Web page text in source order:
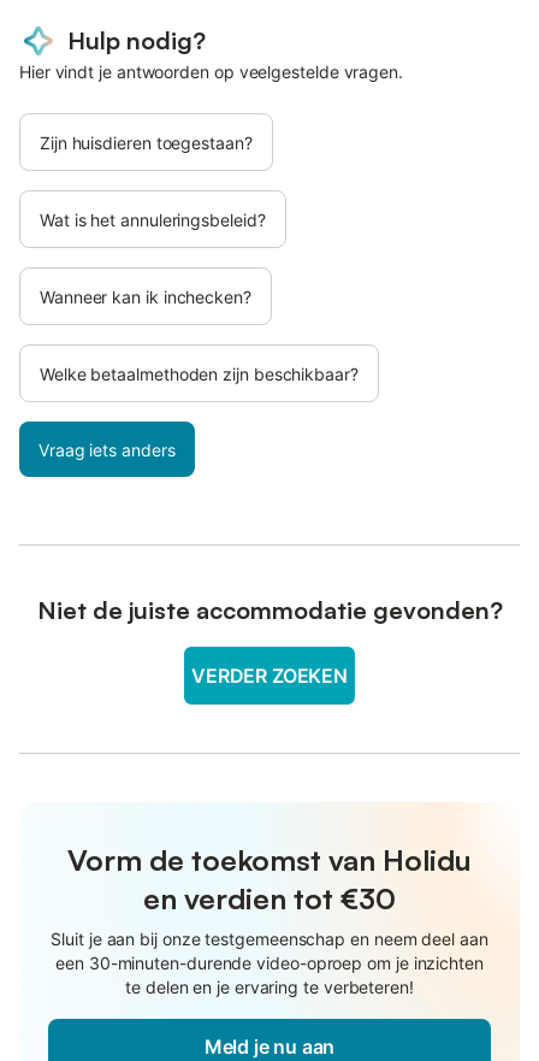
Hulp nodig?
Hier vindt je antwoorden op veelgestelde vragen.
Zijn huisdieren toegestaan?
Wat is het annuleringsbeleid?
Wanneer kan ik inchecken?
Welke betaalmethoden zijn beschikbaar?
Vraag iets anders
Niet de juiste accommodatie gevonden?
VERDER ZOEKEN
Vorm de toekomst van Holidu
en verdien tot €30
Sluit je aan bij onze testgemeenschap en neem deel aan
een 30-minuten-durende video-oproep om je inzichten
te delen en je ervaring te verbeteren!
Meld je nu aan